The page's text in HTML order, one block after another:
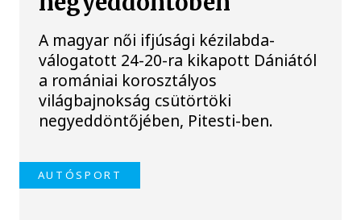
A magyar női ifjúsági kézilabda-
válogatott 24-20-ra kikapott Dániától
a romániai korosztályos
világbajnokság csütörtöki
negyeddöntőjében, Pitesti-ben.
AUTÓSPORT